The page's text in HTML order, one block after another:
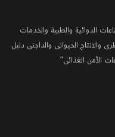
الدوائية والطبية والخدمات
والانتاج الحيوانى والداجنى دليل
الأمن الغذائى"